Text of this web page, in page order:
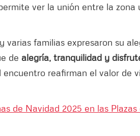
ver la unión entre la zona
varias familias expresaron su
de alegría, tranquilidad y
reafirman el valor de
de Navidad 2025 en las